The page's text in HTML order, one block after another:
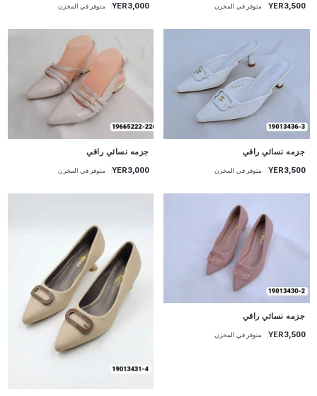
YER3,500 متوفر في المخزن YER3,000 متوفر في المخزن
جزمه نسائي راقي
YER3,500 متوفر في المخزن
جزمه نسائي راقي
YER3,000 متوفر في المخزن
جزمه نسائي راقي
YER3,500 متوفر في المخزن